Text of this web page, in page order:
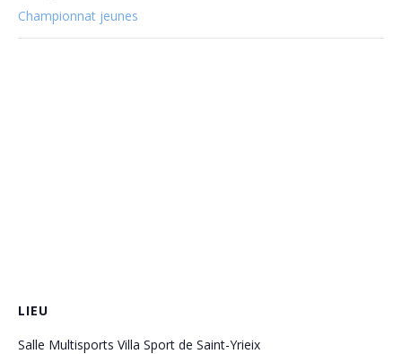
Championnat jeunes
LIEU
Salle Multisports Villa Sport de Saint-Yrieix